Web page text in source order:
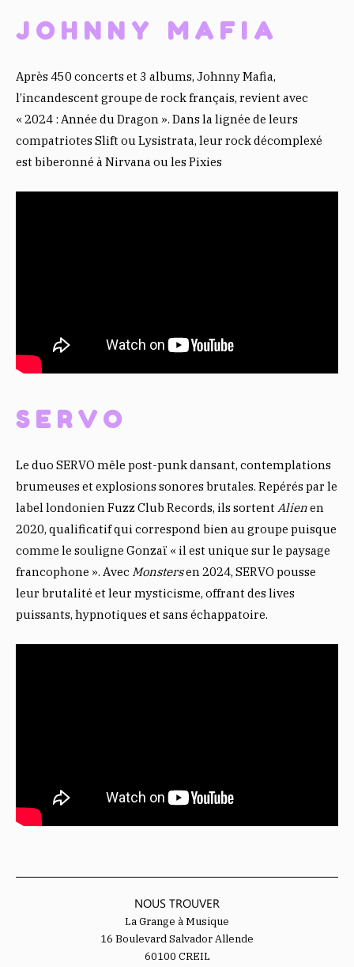
E
O
O
E
A
JOHNNY MAFIA
Après 450 concerts et 3 albums, Johnny Mafia,
l’incandescent groupe de rock français, revient avec
« 2024 : Année du Dragon ». Dans la lignée de leurs
compatriotes Slift ou Lysistrata, leur rock décomplexé
est biberonné à Nirvana ou les Pixies
SERVO
Le duo SERVO mêle post-punk dansant, contemplations
brumeuses et explosions sonores brutales. Repérés par le
label londonien Fuzz Club Records, ils sortent Alienen
2020, qualificatif qui correspond bien au groupe puisque
comme le souligne Gonzaï « il est unique sur le paysage
francophone ». Avec Monstersen 2024, SERVO pousse
leur brutalité et leur mysticisme, offrant des lives
puissants, hypnotiques et sans échappatoire.
NOUS TROUVER
La Grange à Musique
16 Boulevard Salvador Allende
60100 CREIL